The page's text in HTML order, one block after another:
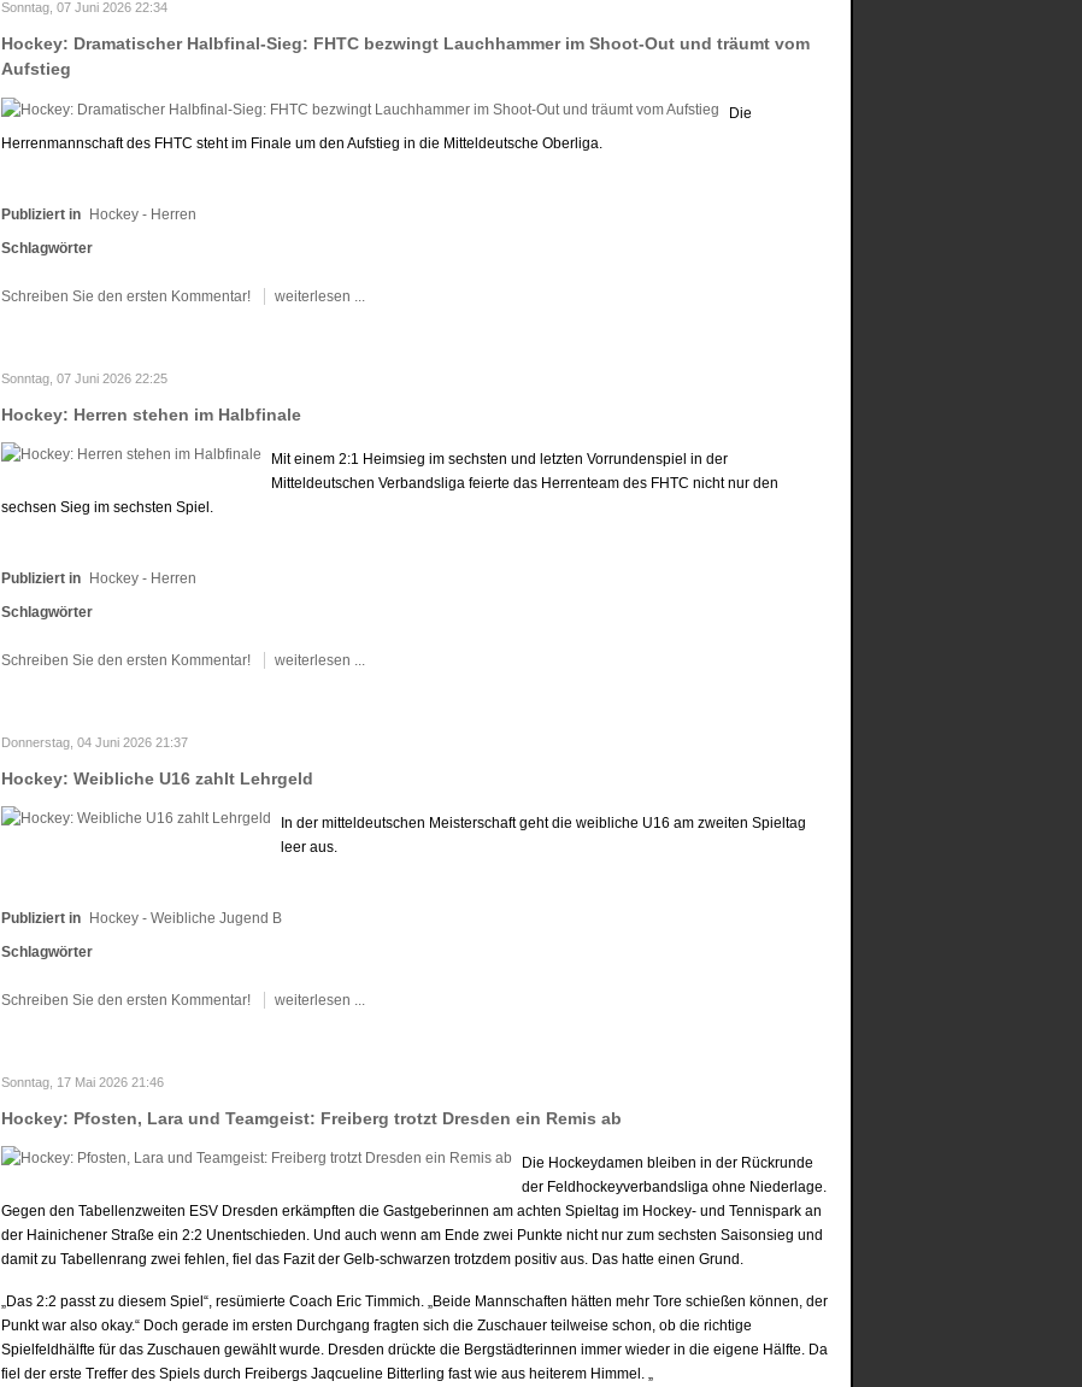
Sonntag, 07 Juni 2026 22:34
Hockey: Dramatischer Halbfinal-Sieg: FHTC bezwingt Lauchhammer im Shoot-Out und träumt vom
Aufstieg
Die
Herrenmannschaft des FHTC steht im Finale um den Aufstieg in die Mitteldeutsche Oberliga.
Publiziert in Hockey - Herren
Schlagwörter
Schreiben Sie den ersten Kommentar! weiterlesen ...
Sonntag, 07 Juni 2026 22:25
Hockey: Herren stehen im Halbfinale
Mit einem 2:1 Heimsieg im sechsten und letzten Vorrundenspiel in der
Mitteldeutschen Verbandsliga feierte das Herrenteam des FHTC nicht nur den
sechsen Sieg im sechsten Spiel.
Publiziert in Hockey - Herren
Schlagwörter
Schreiben Sie den ersten Kommentar! weiterlesen ...
Donnerstag, 04 Juni 2026 21:37
Hockey: Weibliche U16 zahlt Lehrgeld
In der mitteldeutschen Meisterschaft geht die weibliche U16 am zweiten Spieltag
leer aus.
Publiziert in Hockey - Weibliche Jugend B
Schlagwörter
Schreiben Sie den ersten Kommentar! weiterlesen ...
Sonntag, 17 Mai 2026 21:46
Hockey: Pfosten, Lara und Teamgeist: Freiberg trotzt Dresden ein Remis ab
Die Hockeydamen bleiben in der Rückrunde
der Feldhockeyverbandsliga ohne Niederlage.
Gegen den Tabellenzweiten ESV Dresden erkämpften die Gastgeberinnen am achten Spieltag im Hockey- und Tennispark an
der Hainichener Straße ein 2:2 Unentschieden. Und auch wenn am Ende zwei Punkte nicht nur zum sechsten Saisonsieg und
damit zu Tabellenrang zwei fehlen, fiel das Fazit der Gelb-schwarzen trotzdem positiv aus. Das hatte einen Grund.
„Das 2:2 passt zu diesem Spiel“, resümierte Coach Eric Timmich. „Beide Mannschaften hätten mehr Tore schießen können, der
Punkt war also okay.“ Doch gerade im ersten Durchgang fragten sich die Zuschauer teilweise schon, ob die richtige
Spielfeldhälfte für das Zuschauen gewählt wurde. Dresden drückte die Bergstädterinnen immer wieder in die eigene Hälfte. Da
fiel der erste Treffer des Spiels durch Freibergs Jaqcueline Bitterling fast wie aus heiterem Himmel. „